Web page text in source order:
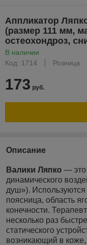
Аппликатор
(размер 111 мм,
остеохондроз,
В наличии
Код: 1714
Розница
173 руб.
Описание
Валики Ляпко — это
динамического
душ»). Используются
поясница, область
конечности.
несколько раз
статического
возникающий в